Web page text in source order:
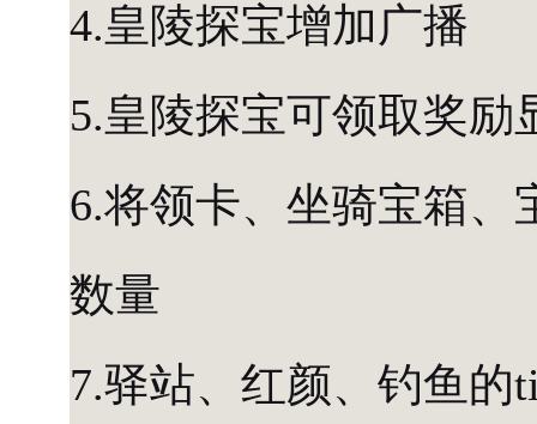
4.皇陵探宝增加广播
5.皇陵探宝可领取奖励
6.将领卡、坐骑宝箱、
数量
7.驿站、红颜、钓鱼的